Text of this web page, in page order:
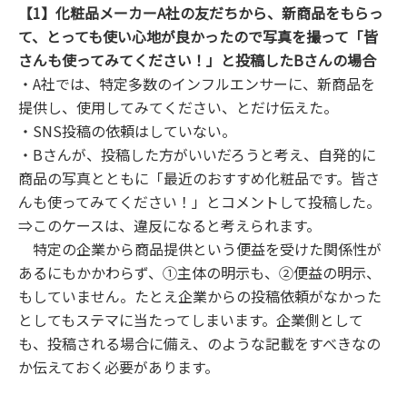
【1】化粧品メーカーA社の友だちから、新商品をもらっ
て、とっても使い心地が良かったので写真を撮って「皆
さんも使ってみてください！」と投稿したBさんの場合
・A社では、特定多数のインフルエンサーに、新商品を
提供し、使用してみてください、とだけ伝えた。
・SNS投稿の依頼はしていない。
・Bさんが、投稿した方がいいだろうと考え、自発的に
商品の写真とともに「最近のおすすめ化粧品です。皆さ
んも使ってみてください！」とコメントして投稿した。
⇒このケースは、違反になると考えられます。
特定の企業から商品提供という便益を受けた関係性が
あるにもかかわらず、①主体の明示も、②便益の明示、
もしていません。たとえ企業からの投稿依頼がなかった
としてもステマに当たってしまいます。企業側として
も、投稿される場合に備え、のような記載をすべきなの
か伝えておく必要があります。